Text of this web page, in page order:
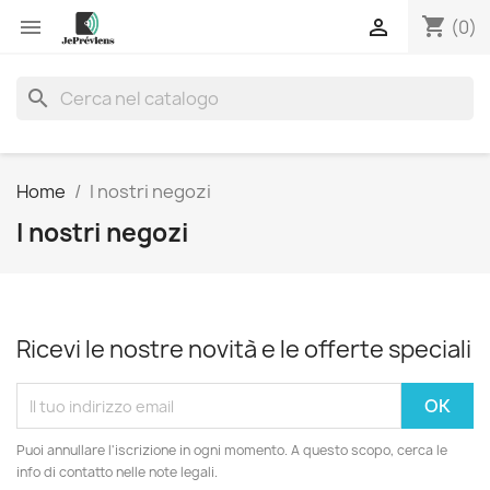
 shopping_cart (0)

search
Home I nostri negozi
I nostri negozi
Ricevi le nostre novità e le offerte speciali
Puoi annullare l'iscrizione in ogni momento. A questo scopo, cerca le
info di contatto nelle note legali.